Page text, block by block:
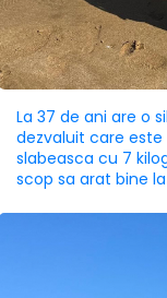
La 37 de ani are o
dezvaluit care
slabeasca cu 7
scop sa arat bine